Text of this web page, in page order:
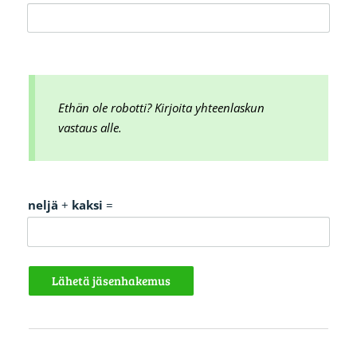
Ethän ole robotti? Kirjoita yhteenlaskun
vastaus alle.
neljä + kaksi =
Lähetä jäsenhakemus